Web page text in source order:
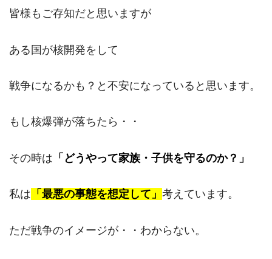
皆様もご存知だと思いますが
ある国が核開発をして
戦争になるかも？と不安になっていると思います。
もし核爆弾が落ちたら・・
その時は 「どうやって家族・子供を守るのか？」
私は 「最悪の事態を想定して」 考えています。
ただ戦争のイメージが・・わからない。